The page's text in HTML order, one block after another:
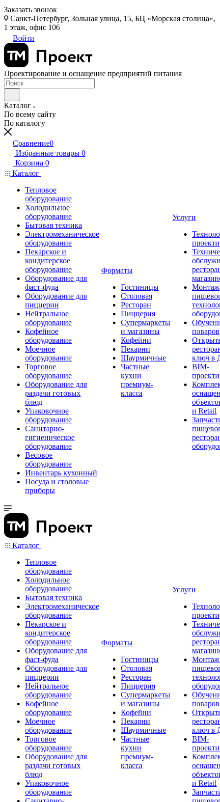
Заказать звонок
Санкт-Петербург, Зольная улица, 15, БЦ «Морская столица»,
1 этаж, офис 106
Войти
Проектирование и оснащение предприятий питания
Каталог
По всему сайту
По каталогу
Сравнение0
Избранные товары 0
Корзина 0
Каталог
Тепловое
оборудование
Холодильное
оборудование
Бытовая техника
Электромеханическое
оборудование
Пекарское и
кондитерское
оборудование
Оборудование для
фаст-фуда
Оборудование для
пиццерии
Нейтральное
оборудование
Кофейное
оборудование
Моечное
оборудование
Торговое
оборудование
Оборудование для
раздачи готовых
блюд
Упаковочное
оборудование
Санитарно-
гигиеническое
оборудование
Весовое
оборудование
Инвентарь кухонный
Посуда и столовые
приборы
Форматы
Гостиницы
Столовая
Ресторан
Пиццерия
Супермаркеты
и магазины
Кофейни
Пекарни
Шаурмичные
Частные
кухни
премиум-
класса
Услуги
Монтаж
поваров
ключ в
BIM-
и Retail
Каталог
Тепловое
оборудование
Холодильное
оборудование
Бытовая техника
Электромеханическое
оборудование
Пекарское и
кондитерское
оборудование
Оборудование для
фаст-фуда
Оборудование для
пиццерии
Нейтральное
оборудование
Кофейное
оборудование
Моечное
оборудование
Торговое
оборудование
Оборудование для
раздачи готовых
блюд
Упаковочное
оборудование
Форматы
Гостиницы
Столовая
Ресторан
Пиццерия
Супермаркеты
и магазины
Кофейни
Пекарни
Шаурмичные
Частные
кухни
премиум-
класса
Услуги
Монтаж
поваров
ключ в
BIM-
и Retail